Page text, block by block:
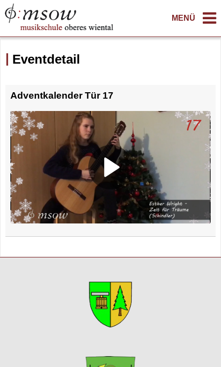
MENÜ
Eventdetail
Adventkalender Tür 17